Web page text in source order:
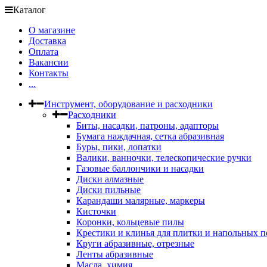
Каталог
О магазине
Доставка
Оплата
Вакансии
Контакты
...
Инструмент, оборудование и расходники
Расходники
Биты, насадки, патроны, адапторы
Бумага наждачная, сетка абразивная
Буры, пики, лопатки
Валики, ванночки, телескопические ручки
Газовые баллончики и насадки
Диски алмазные
Диски пильные
Карандаши малярные, маркеры
Кисточки
Коронки, кольцевые пилы
Крестики и клинья для плитки и напольных
Круги абразивные, отрезные
Ленты абразивные
Масла, химия